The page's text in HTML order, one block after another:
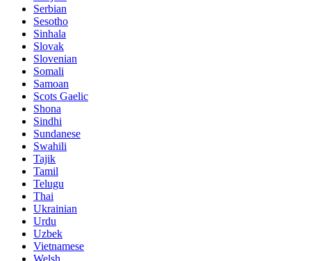
Serbian
Sesotho
Sinhala
Slovak
Slovenian
Somali
Samoan
Scots Gaelic
Shona
Sindhi
Sundanese
Swahili
Tajik
Tamil
Telugu
Thai
Ukrainian
Urdu
Uzbek
Vietnamese